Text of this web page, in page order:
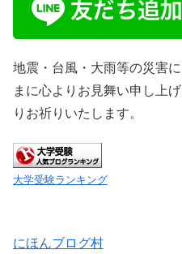
地震・台風・大雨等の災害
まに心よりお見舞い申し上
りお祈りいたします。
大学受験ランキング
にほんブログ村